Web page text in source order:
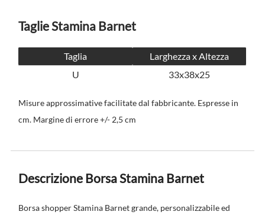
Taglie Stamina Barnet
Taglia
Larghezza x Altezza
U
33x38x25
Misure approssimative facilitate dal fabbricante. Espresse in
cm. Margine di errore +/- 2,5 cm
Descrizione Borsa Stamina Barnet
Borsa shopper Stamina Barnet grande, personalizzabile ed